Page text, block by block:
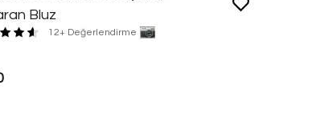
Bluz
12+ Değerlendirme